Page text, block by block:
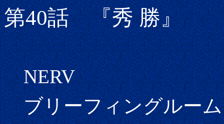
第40話 『秀 勝』
NERV
ブリーフィングルー